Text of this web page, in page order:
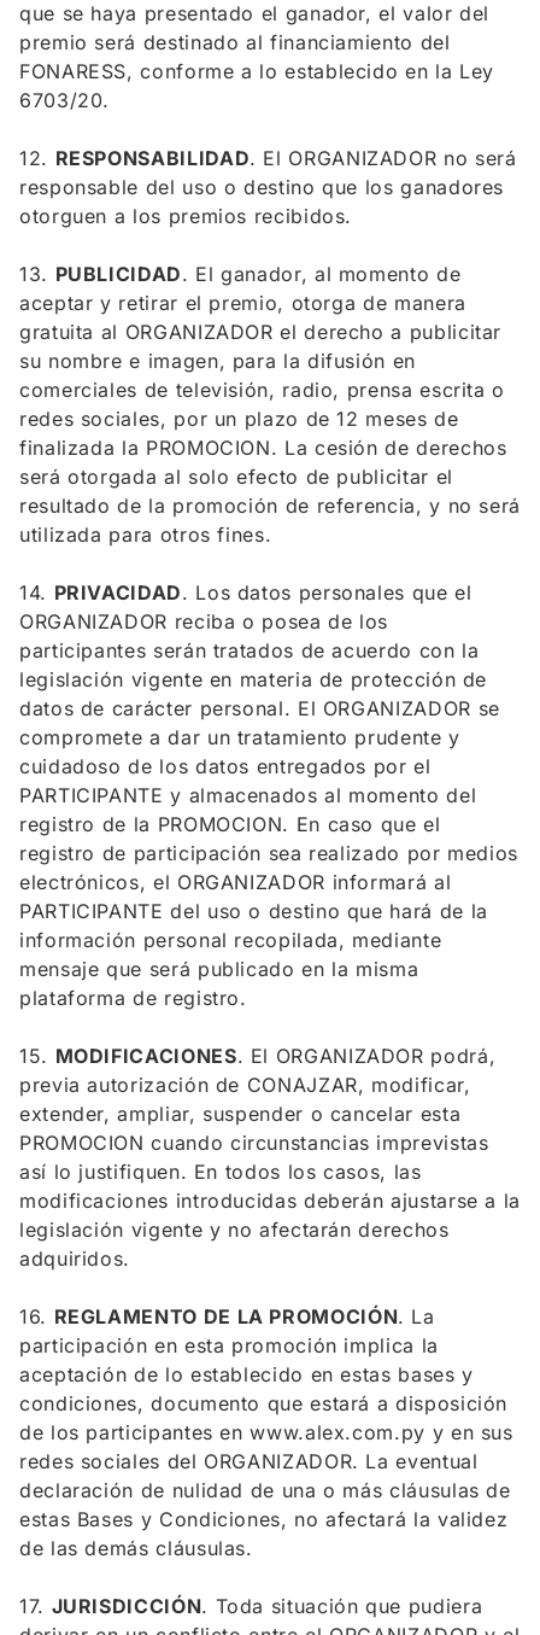
que se haya presentado el ganador, el valor del
premio será destinado al financiamiento del
FONARESS, conforme a lo establecido en la Ley
6703/20.
12. RESPONSABILIDAD. El ORGANIZADOR no será
responsable del uso o destino que los ganadores
otorguen a los premios recibidos.
13. PUBLICIDAD. El ganador, al momento de
aceptar y retirar el premio, otorga de manera
gratuita al ORGANIZADOR el derecho a publicitar
su nombre e imagen, para la difusión en
comerciales de televisión, radio, prensa escrita o
redes sociales, por un plazo de 12 meses de
finalizada la PROMOCION. La cesión de derechos
será otorgada al solo efecto de publicitar el
resultado de la promoción de referencia, y no será
utilizada para otros fines.
14. PRIVACIDAD. Los datos personales que el
ORGANIZADOR reciba o posea de los
participantes serán tratados de acuerdo con la
legislación vigente en materia de protección de
datos de carácter personal. El ORGANIZADOR se
compromete a dar un tratamiento prudente y
cuidadoso de los datos entregados por el
PARTICIPANTE y almacenados al momento del
registro de la PROMOCION. En caso que el
registro de participación sea realizado por medios
electrónicos, el ORGANIZADOR informará al
PARTICIPANTE del uso o destino que hará de la
información personal recopilada, mediante
mensaje que será publicado en la misma
plataforma de registro.
15. MODIFICACIONES. El ORGANIZADOR podrá,
previa autorización de CONAJZAR, modificar,
extender, ampliar, suspender o cancelar esta
PROMOCION cuando circunstancias imprevistas
así lo justifiquen. En todos los casos, las
modificaciones introducidas deberán ajustarse a la
legislación vigente y no afectarán derechos
adquiridos.
16. REGLAMENTO DE LA PROMOCIÓN. La
participación en esta promoción implica la
aceptación de lo establecido en estas bases y
condiciones, documento que estará a disposición
de los participantes en www.alex.com.py y en sus
redes sociales del ORGANIZADOR. La eventual
declaración de nulidad de una o más cláusulas de
estas Bases y Condiciones, no afectará la validez
de las demás cláusulas.
17. JURISDICCIÓN. Toda situación que pudiera